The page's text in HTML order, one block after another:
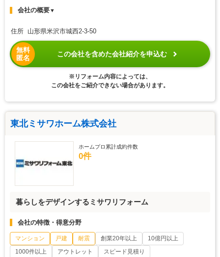
会社の概要▼
住所 山形県米沢市城西2-3-50
無料
匿名
この会社を含めた会社紹介を申込む
※リフォーム内容によっては、
この会社をご紹介できない場合があります。
東北ミサワホーム株式会社
ホームプロ累計成約件数
0件
暮らしをデザインするミサワリフォーム
会社の特徴・得意分野
マンション 戸建 耐震 創業20年以上
10億円以上
1000件以上
アウトレット スピード見積り